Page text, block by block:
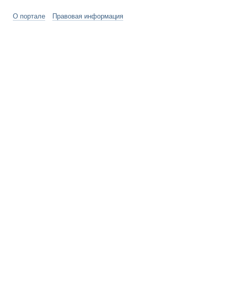
О портале Правовая информация